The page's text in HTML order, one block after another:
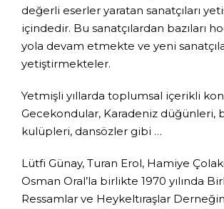
değerli eserler yaratan sanatçıları
içindedir. Bu sanatçılardan bazıları
yola devam etmekte ve yeni
yetiştirmekteler.
Yetmişli yıllarda toplumsal içerikli
Gecekondular, Karadeniz düğünleri,
kulüpleri, dansözler gibi …
Lütfi Günay, Turan Erol, Hamiye
Osman Oral’la birlikte 1970 yılında
Ressamlar ve Heykeltıraşlar